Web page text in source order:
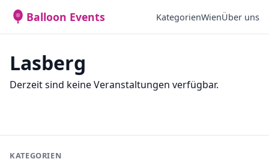
Balloon Events KategorienWienÜber uns
Lasberg
Derzeit sind keine Veranstaltungen verfügbar.
KATEGORIEN